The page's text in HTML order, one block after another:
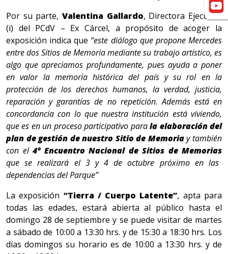
Por su parte, Valentina Gallardo, Directora Ejecutiva
(i) del PCdV – Ex Cárcel, a propósito de acoger la
exposición indica que “este diálogo que propone Mercedes
entre dos Sitios de Memoria mediante su trabajo artístico, es
algo que apreciamos profundamente, pues ayuda a poner
en valor la memoria histórica del país y su rol en la
protección de los derechos humanos, la verdad, justicia,
reparación y garantías de no repetición. Además está en
concordancia con lo que nuestra institución está viviendo,
que es en un proceso participativo parala elaboración del
plan de gestión de nuestro Sitio de Memoriay también
con el 4º Encuentro Nacional de Sitios de Memorias
que se realizará el 3 y 4 de octubre próximo en las
dependencias del Parque”
La exposición “Tierra / Cuerpo Latente”, apta para
todas las edades, estará abierta al público hasta el
domingo 28 de septiembre y se puede visitar de martes
a sábado de 10:00 a 13:30 hrs. y de 15:30 a 18:30 hrs. Los
días domingos su horario es de 10:00 a 13:30 hrs. y de